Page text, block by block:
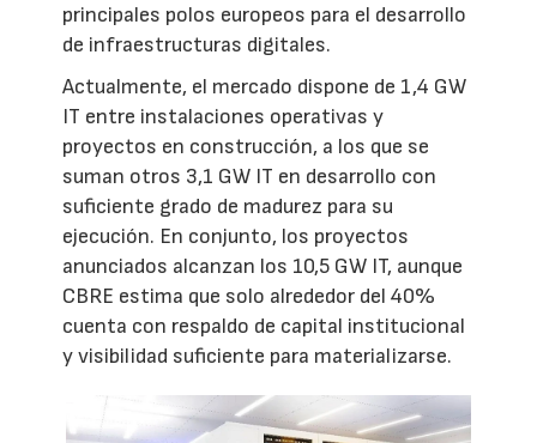
principales polos europeos para el desarrollo
de infraestructuras digitales.
Actualmente, el mercado dispone de 1,4 GW
IT entre instalaciones operativas y
proyectos en construcción, a los que se
suman otros 3,1 GW IT en desarrollo con
suficiente grado de madurez para su
ejecución. En conjunto, los proyectos
anunciados alcanzan los 10,5 GW IT, aunque
CBRE estima que solo alrededor del 40%
cuenta con respaldo de capital institucional
y visibilidad suficiente para materializarse.